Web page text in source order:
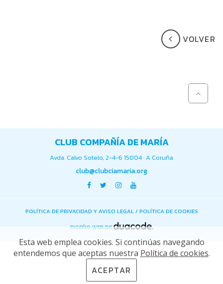
VOLVER
CLUB COMPAÑÍA DE MARÍA
Avda. Calvo Sotelo, 2-4-6 15004 · A Coruña
club@clubciamaria.org
POLÍTICA DE PRIVACIDAD Y AVISO LEGAL/ POLÍTICA DE COOKIES
DISEÑO WEB DE
Esta web emplea cookies. Si continúas navegando
entendemos que aceptas nuestra Política de cookies.
ACEPTAR